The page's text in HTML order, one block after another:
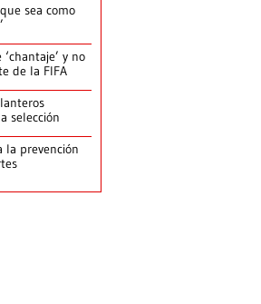
sea como
y no
de la FIFA
selección
la prevención